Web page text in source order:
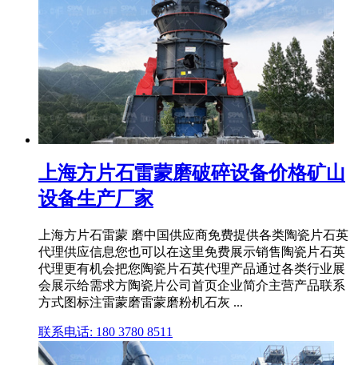
上海方片石雷蒙磨破碎设备价格矿山
设备生产厂家
上海方片石雷蒙 磨中国供应商免费提供各类陶瓷片石英
代理供应信息您也可以在这里免费展示销售陶瓷片石英
代理更有机会把您陶瓷片石英代理产品通过各类行业展
会展示给需求方陶瓷片公司首页企业简介主营产品联系
方式图标注雷蒙磨雷蒙磨粉机石灰 ...
联系电话: 180 3780 8511